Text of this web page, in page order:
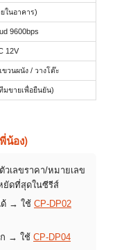
ในอาคาร)
9600bps
12V
วนผนัง / วางโต๊ะ
มขายเพื่อยืนยัน)
น้อง)
วเลขราคา/หมายเลข
ยัดที่สุดในซีรีส์
ด้ → ใช้ CP-DP02
ก → ใช้ CP-DP04